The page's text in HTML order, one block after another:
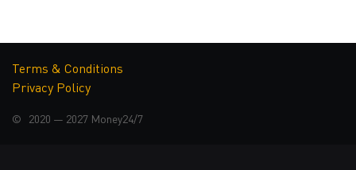
ЯК ФОРМУЄТЬСЯ КУРС
ВАЛЮТ?
Курс валют в Україні встановлений гнучкий, тобто він
Terms & Conditions
Privacy Policy
© 2020 — 2027 Money24/7